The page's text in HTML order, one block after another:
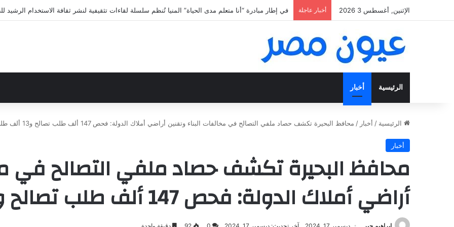
الإثنين, أغسطس 3 2026 أخبار عاجلة «فتح عينك كويس».. اعثر على الاختلافات الخمس خلال 11 ثانية فقط
الرئيسية أخبار
الرئيسية / أخبار / محافظ البحيرة تكشف حصاد ملفي التصالح في مخالفات البناء وتقنين أراضي أملاك الدولة: فحص 147 ألف طلب تصالح و13 ألف طلب تقنين
أخبار
محافظ البحيرة تكشف حصاد ملفي التصالح في
أراضي أملاك الدولة: فحص 147 ألف طلب تصالح و13 ألف طلب تقنين